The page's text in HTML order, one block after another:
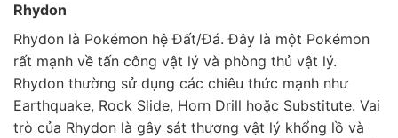
Rhydon
Rhydon là Pokémon hệ Đất/Đá. Đây là một Pokémon
rất mạnh về tấn công vật lý và phòng thủ vật lý.
Rhydon thường sử dụng các chiêu thức mạnh như
Earthquake, Rock Slide, Horn Drill hoặc Substitute. Vai
trò của Rhydon là gây sát thương vật lý khổng lồ và